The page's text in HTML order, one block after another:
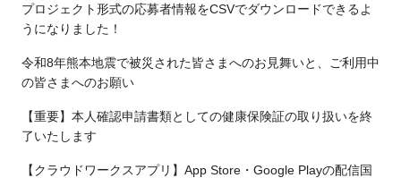
プロジェクト形式の応募者情報をCSVでダウンロードできるよ
うになりました！
令和8年熊本地震で被災された皆さまへのお見舞いと、ご利用中
の皆さまへのお願い
【重要】本人確認申請書類としての健康保険証の取り扱いを終
了いたします
【クラウドワークスアプリ】App Store・Google Playの配信国